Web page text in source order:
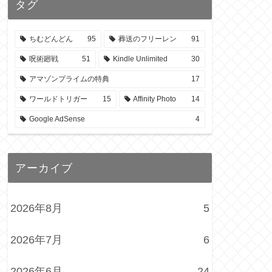
タグ
ちむどんどん 95 葬送のフリーレン 91
呪術廻戦 51 Kindle Unlimited 30
アマゾンプライムの特典 17
ワールドトリガー 15 Affinity Photo 14
Google AdSense 4
アーカイブ
2026年8月 5
2026年7月 6